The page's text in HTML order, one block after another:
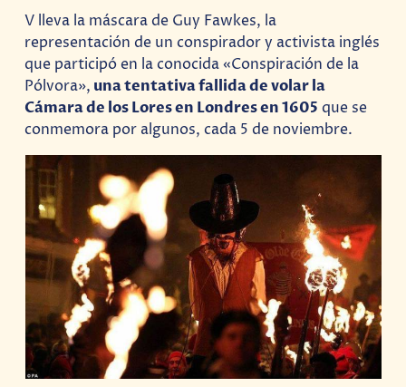
V lleva la máscara de Guy Fawkes, la
representación de un conspirador y activista inglés
que participó en la conocida «Conspiración de la
Pólvora», una tentativa fallida de volar la
Cámara de los Lores en Londres en 1605 que se
conmemora por algunos, cada 5 de noviembre.